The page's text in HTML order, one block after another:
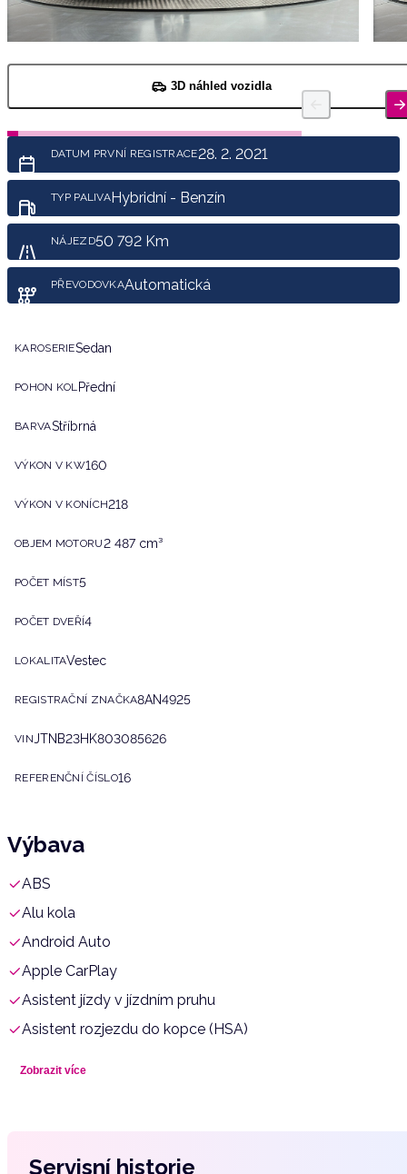
3D náhled vozidla
DATUM PRVNÍ REGISTRACE28. 2. 2021
TYP PALIVAHybridní - Benzín
NÁJEZD50 792 Km
PŘEVODOVKAAutomatická
KAROSERIESedan
POHON KOL Přední
BARVAStříbrná
VÝKON V KW160
VÝKON V KONÍCH218
OBJEM MOTORU2 487 cm³
POČET MÍST5
POČET DVEŘÍ4
LOKALITAVestec
REGISTRAČNÍ ZNAČKA8AN4925
VINJTNB23HK803085626
REFERENČNÍ ČÍSLO16
Výbava
ABS
Alu kola
Android Auto
Apple CarPlay
Asistent jízdy v jízdním pruhu
Asistent rozjezdu do kopce (HSA)
Zobrazit více
Servisní historie